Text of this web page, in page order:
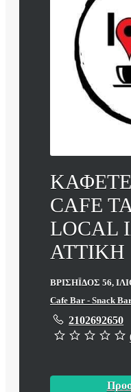
CAFE
LOCAL
ΑΤΤΙΚΗ
ΒΡΙΣΗΪΔΟΣ 56,
Cafe Bar - Snack
2102692650